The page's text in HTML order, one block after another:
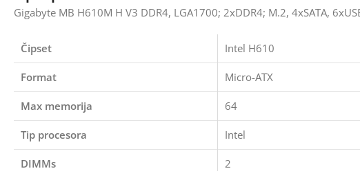
Gigabyte MB H610M H V3 DDR4, LGA1700; 2xDDR4; M.2, 4xSATA,
Čipset Intel H610
Format Micro-ATX
Max memorija 64
Tip procesora Intel
DIMMs 2